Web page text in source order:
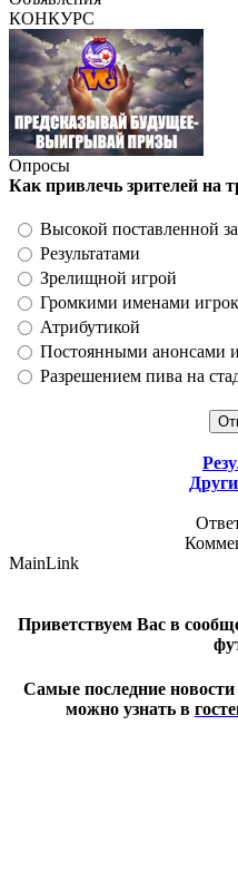
КОНКУРС
Опросы
Как привлечь зрителей на
Высокой поставленной
Результатами
Зрелищной игрой
Громкими именами
Атрибутикой
Постоянными анонсами
Разрешением пива на
MainLink
Приветствуем Вас в
Самые последние
можно узнать в